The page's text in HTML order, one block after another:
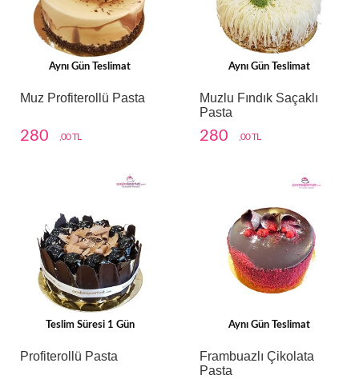
Aynı Gün Teslimat
Muz Profiterollü Pasta
280 ,00 TL
Aynı Gün Teslimat
Muzlu Fındık Saçaklı
Pasta
280 ,00 TL
Teslim Süresi 1 Gün
Profiterollü Pasta
Aynı Gün Teslimat
Frambuazlı Çikolata
Pasta